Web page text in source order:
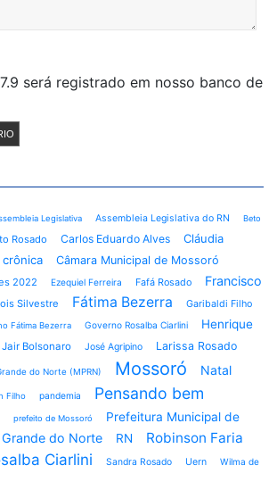
será registrado em nosso banco de
Legislativa Assembleia Legislativa do RN Beto
Rosado Carlos Eduardo Alves
Cláudia
crônica Câmara Municipal de Mossoró
2022 Ezequiel Ferreira Fafá Rosado
Francisco
Silvestre Fátima Bezerra
Garibaldi Filho
Fátima Bezerra Governo Rosalba Ciarlini
Henrique
Jair Bolsonaro José Agripino Larissa Rosado
do Norte (MPRN) Mossoró Natal
Filho pandemia Pensando bem
prefeito de Mossoró
Prefeitura Municipal de
Grande do Norte RN Robinson Faria
Ciarlini Sandra Rosado Uern
Wilma de